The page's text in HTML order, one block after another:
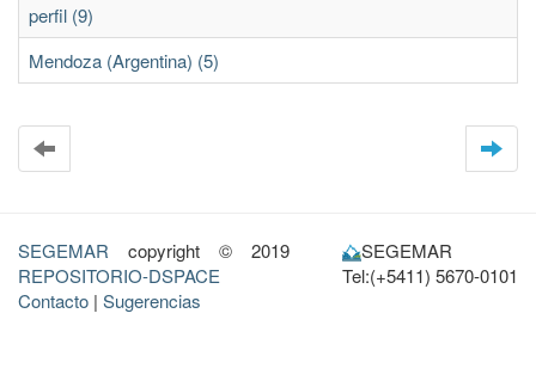
perfil (9)
Mendoza (Argentina) (5)
SEGEMAR copyright © 2019
REPOSITORIO-DSPACE
Contacto | Sugerencias
SEGEMAR
Tel:(+5411) 5670-0101